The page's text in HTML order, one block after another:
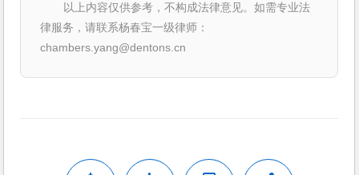
以上内容仅供参考，不构成法律意见。如需专业法
律服务，请联系杨春宝一级律师：
chambers.yang@dentons.cn